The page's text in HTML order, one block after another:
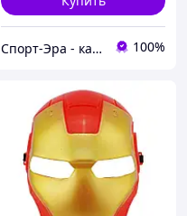
Спорт-Эра - качественные спортивные и туристические товары оптом и в розницу 100%